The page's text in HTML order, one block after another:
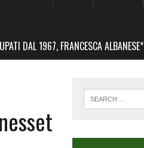
DAL 1967, FRANCESCA ALBANESE*